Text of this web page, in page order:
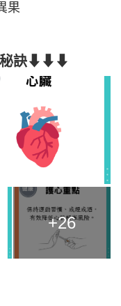
果
秘訣⬇⬇⬇
+26